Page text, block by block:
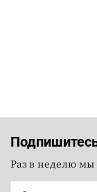
Раз в неделю